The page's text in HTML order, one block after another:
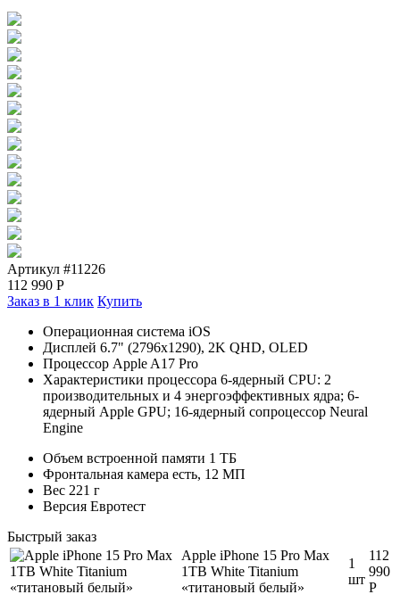
Артикул #11226
112 990 Р
Заказ в 1 клик Купить
Операционная система iOS
Дисплей 6.7" (2796x1290), 2K QHD, OLED
Процессор Apple A17 Pro
Характеристики процессора 6-ядерный CPU: 2
производительных и 4 энергоэффективных ядра; 6-
ядерный Apple GPU; 16-ядерный сопроцессор Neural
Engine
Объем встроенной памяти 1 ТБ
Фронтальная камера есть, 12 МП
Вес 221 г
Версия Евротест
Быстрый заказ
Apple iPhone 15 Pro Max
1TB White Titanium
«титановый белый»
1
шт
112
990
Р